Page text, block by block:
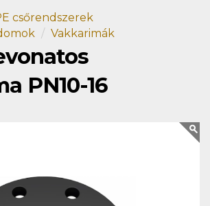
csőrendszerek
Vakkarimák
PN10-16